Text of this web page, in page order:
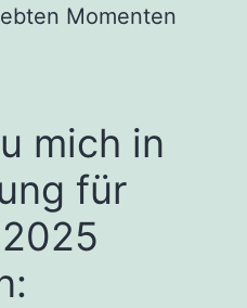
Momenten
mich in
für